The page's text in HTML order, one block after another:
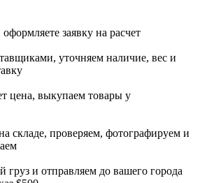
заявку на расчет
уточняем наличие, вес и
цена, выкупаем товары у
складе, проверяем, фотографируем и
и отправляем до вашего города